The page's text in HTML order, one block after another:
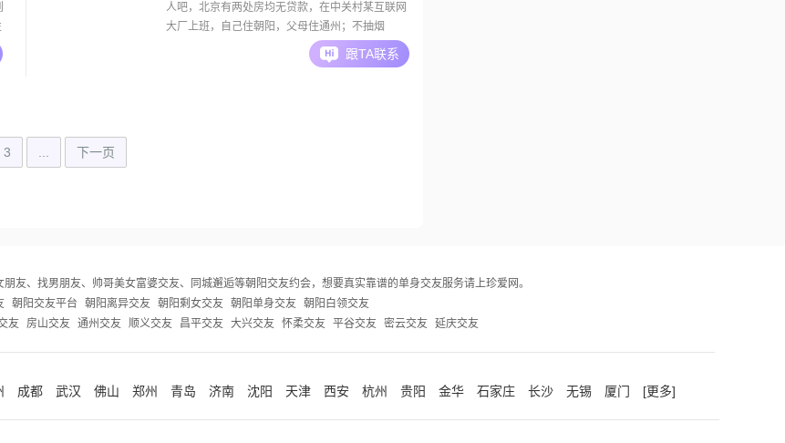
人吧，北京有两处房均无贷款，在中关村某互联网
大厂上班，自己住朝阳，父母住通州；不抽烟
##3001##不喝酒##3001##不打牌，感情史简单
##3002##非常喜欢摄影！！座右铭:书行摄##3001##
跟TA联系
3 下一页
友、找男朋友、帅哥美女富婆交友、同城邂逅等朝阳交友约会，想要真实靠谱的单身交友服务请上珍爱网。
朝阳交友平台 朝阳离异交友 朝阳剩女交友 朝阳单身交友 朝阳白领交友
友 房山交友 通州交友 顺义交友 昌平交友 大兴交友 怀柔交友 平谷交友 密云交友 延庆交友
成都 武汉 佛山 郑州 青岛 济南 沈阳 天津 西安 杭州 贵阳 金华 石家庄 长沙 无锡 厦门 [更多]